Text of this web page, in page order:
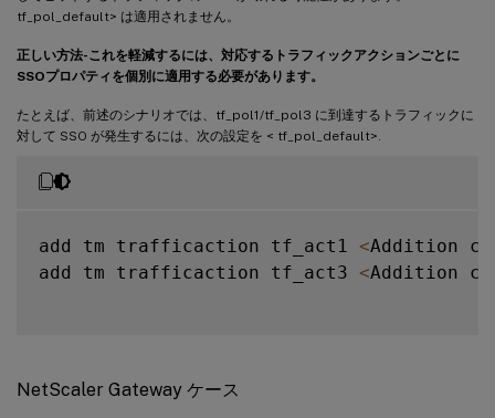
tf_pol_default> は適用されません。
正しい方法-これを軽減するには、対応するトラフィックアクションごとに
SSOプロパティを個別に適用する必要があります。
たとえば、前述のシナリオでは、tf_pol1/tf_pol3 に到達するトラフィックに
対して SSO が発生するには、次の設定を < tf_pol_default>.
add tm trafficaction tf_act1 <Addition
add tm trafficaction tf_act3 <Addition
NetScaler Gateway ケース